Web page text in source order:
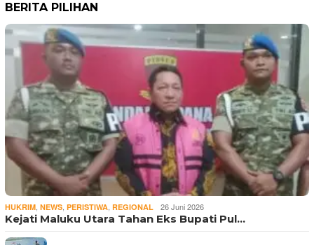
BERITA PILIHAN
HUKRIM, NEWS, PERISTIWA, REGIONAL 26 Juni 2026
Kejati Maluku Utara Tahan Eks Bupati Pul…